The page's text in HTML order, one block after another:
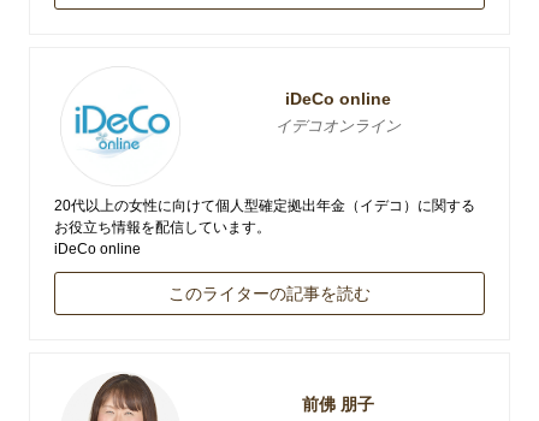
iDeCo online
イデコオンライン
20代以上の女性に向けて個人型確定拠出年金（イデコ）に関する
お役立ち情報を配信しています。
iDeCo online
このライターの記事を読む
前佛 朋子